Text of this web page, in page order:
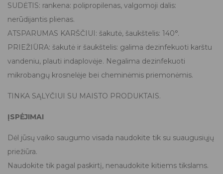
SUDĖTIS: rankena: polipropilenas, valgomoji dalis:
nerūdijantis plienas.
ATSPARUMAS KARŠČIUI: šakutė, šaukštelis: 140°.
PRIEŽIŪRA: šakutė ir šaukštelis: galima dezinfekuoti karštu
vandeniu, plauti indaplovėje. Negalima dezinfekuoti
mikrobangų krosnelėje bei cheminėmis priemonėmis.
TINKA SĄLYČIUI SU MAISTO PRODUKTAIS.
ĮSPĖJIMAI
Dėl jūsų vaiko saugumo visada naudokite tik su suaugusiųjų
priežiūra.
Naudokite tik pagal paskirtį, nenaudokite kitiems tikslams.